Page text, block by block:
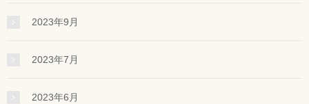
2023年9月
2023年7月
2023年6月